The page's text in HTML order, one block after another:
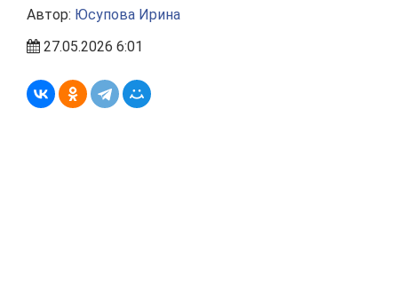
Автор: Юсупова Ирина
27.05.2026 6:01